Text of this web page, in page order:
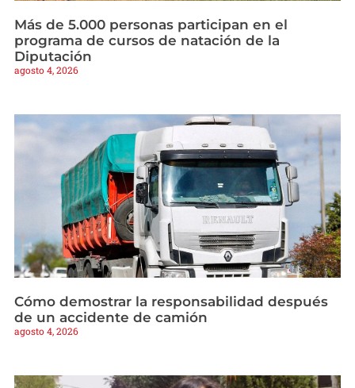
Más de 5.000 personas participan en el
programa de cursos de natación de la
Diputación
agosto 4, 2026
Cómo demostrar la responsabilidad después
de un accidente de camión
agosto 4, 2026